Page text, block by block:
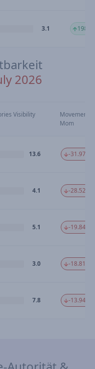
3.1
2026
Visibility
Movement
Mom
13.6 -31.97 %
4.1 -28.52 %
5.1 -19.84 %
3.0 -18.81 %
7.8 -13.94 %